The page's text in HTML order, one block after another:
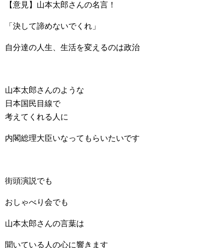
【意見】山本太郎さんの名言！
「決して諦めないでくれ」
自分達の人生、生活を変えるのは政治
山本太郎さんのような
日本国民目線で
考えてくれる人に
内閣総理大臣いなってもらいたいです
街頭演説でも
おしゃべり会でも
山本太郎さんの言葉は
聞いている人の心に響きます